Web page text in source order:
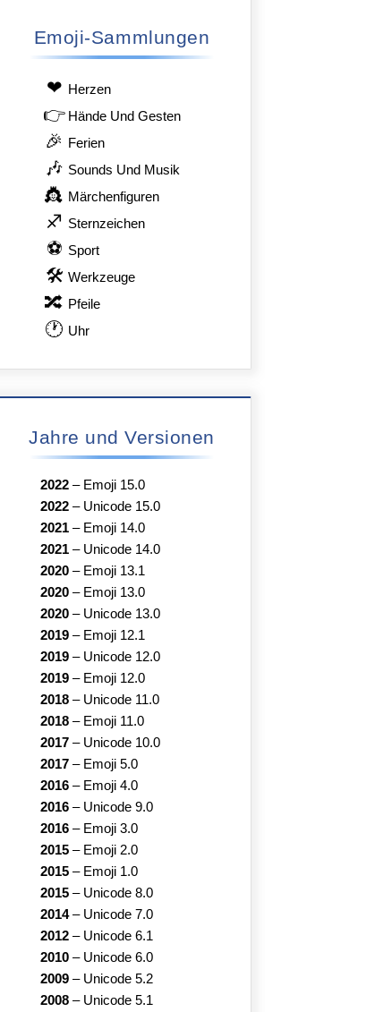
Emoji-Sammlungen
❤ Herzen
👉 Hände Und Gesten
🎉 Ferien
🎶 Sounds Und Musik
👸 Märchenfiguren
♐ Sternzeichen
⚽ Sport
🛠 Werkzeuge
🔀 Pfeile
🕐 Uhr
Jahre und Versionen
2022 – Emoji 15.0
2022 – Unicode 15.0
2021 – Emoji 14.0
2021 – Unicode 14.0
2020 – Emoji 13.1
2020 – Emoji 13.0
2020 – Unicode 13.0
2019 – Emoji 12.1
2019 – Unicode 12.0
2019 – Emoji 12.0
2018 – Unicode 11.0
2018 – Emoji 11.0
2017 – Unicode 10.0
2017 – Emoji 5.0
2016 – Emoji 4.0
2016 – Unicode 9.0
2016 – Emoji 3.0
2015 – Emoji 2.0
2015 – Emoji 1.0
2015 – Unicode 8.0
2014– Unicode 7.0
2012 – Unicode 6.1
2010 – Unicode 6.0
2009 – Unicode 5.2
2008 – Unicode 5.1